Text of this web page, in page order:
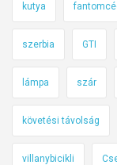
kutya
szerbia GTI
lámpa szár
követési távolság
villanybicikli